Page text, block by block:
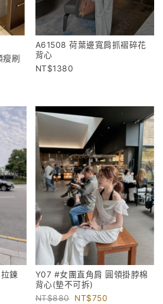
刷
A61508 荷葉邊寬肩抓褶碎花
背心
1380
鍊
Y07 #女團直角肩 圓領掛脖棉
背心(墊不可拆)
880
750